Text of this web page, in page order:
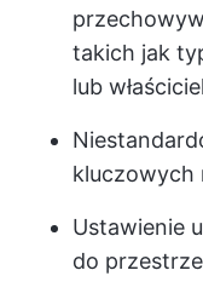
takich jak
lub właściciel
kluczowych
Ustawienie
do